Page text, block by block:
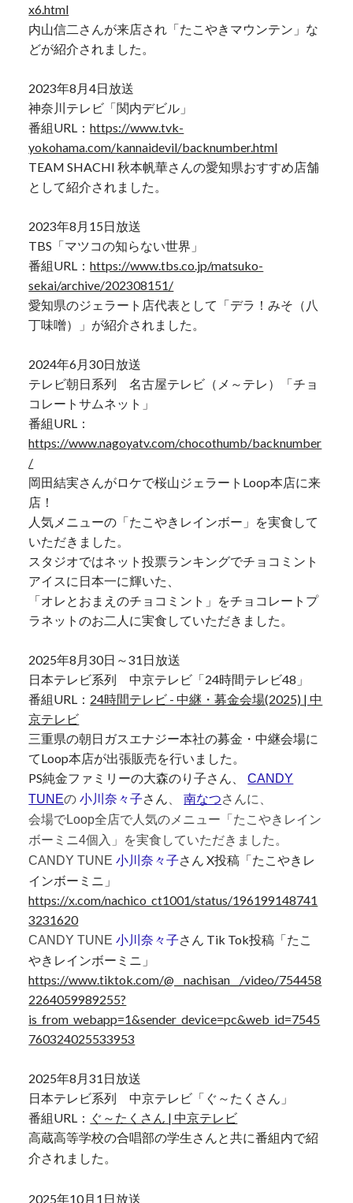
x6.html
内山信二さんが来店され「たこやきマウンテン」な
どが紹介されました。
2023年8月4日放送
神奈川テレビ「関内デビル」
番組URL：https://www.tvk-
yokohama.com/kannaidevil/backnumber.html
TEAM SHACHI 秋本帆華さんの愛知県おすすめ店舗
として紹介されました。
2023年8月15日放送
TBS「マツコの知らない世界」
番組URL：https://www.tbs.co.jp/matsuko-
sekai/archive/202308151/
愛知県のジェラート店代表として「デラ！みそ（八
丁味噌）」が紹介されました。
2024年6月30日放送
テレビ朝日系列 名古屋テレビ（メ～テレ）「チョ
コレートサムネット」
番組URL：
https://www.nagoyatv.com/chocothumb/backnumber
/
岡田結実さんがロケで桜山ジェラートLoop本店に来
店！
人気メニューの「たこやきレインボー」を実食して
いただきました。
スタジオではネット投票ランキングでチョコミント
アイスに日本一に輝いた、
「オレとおまえのチョコミント」をチョコレートプ
ラネットのお二人に実食していただきました。
2025年8月30日～31日放送
日本テレビ系列 中京テレビ「24時間テレビ48」
番組URL： 24時間テレビ - 中継・募金会場(2025) | 中
京テレビ
三重県の朝日ガスエナジー本社の募金・中継会場に
てLoop本店が出張販売を行いました。
PS純金ファミリーの大森のり子さん、
CANDY
TUNEの 小川奈々子さん 南なつさんに、
会場でLoop全店で人気のメニュー「たこやきレイン
ボーミニ4個入」を実食していただきました。
CANDY TUNE小川奈々子さん X投稿「たこやきレ
インボーミニ」
https://x.com/nachico_ct1001/status/196199148741
3231620
CANDY TUNE小川奈々子さん Tik Tok投稿「たこ
やきレインボーミニ」
https://www.tiktok.com/@__nachisan__/video/754458
2264059989255?
is_from_webapp=1&sender_device=pc&web_id=7545
760324025533953
2025年8月31日放送
日本テレビ系列 中京テレビ「ぐ～たくさん」
番組URL： ぐ～たくさん | 中京テレビ
高蔵高等学校の合唱部の学生さんと共に番組内で紹
介されました。
2025年10月1日放送